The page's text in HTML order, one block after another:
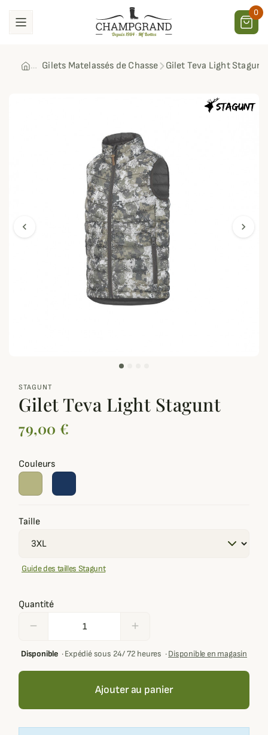
0
Gilets Matelassés de Chasse Gilet Teva Light Stagunt
chevron_left chevron_right
STAGUNT
Gilet Teva Light Stagunt
79,00 €
Couleurs
Taille
Guide des tailles Stagunt
Quantité
remove add
Disponible·Expédié sous 24/ 72 heures ·Disponible en magasin
Ajouter au panier